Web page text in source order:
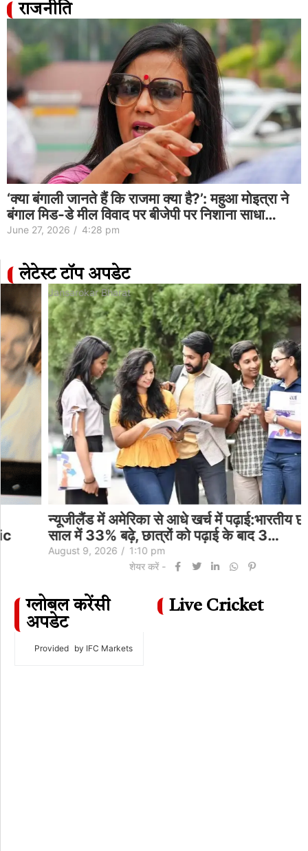
राजनीति
‘क्या बंगाली जानते हैं कि राजमा क्या है?’: महुआ मोइत्रा ने
बंगाल मिड-डे मील विवाद पर बीजेपी पर निशाना साधा…
June 27, 2026 / 4:28 pm
लेटेस्ट टॉप अपडेट
Jansarokar Bharat
न्यूजीलैंड में अमेरिका से आधे खर्च में पढ़ाई:भारतीय छात्र 1
साल में 33% बढ़े, छात्रों को पढ़ाई के बाद 3…
August 9, 2026 / 1:10 pm
ग्लोबल करेंसी
अपडेट
Provided by IFC Markets
Live Cricket